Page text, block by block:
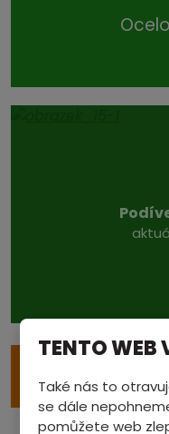
VÝKUP S
TENTO WEB
Také nás to
se dále
pomůžete web